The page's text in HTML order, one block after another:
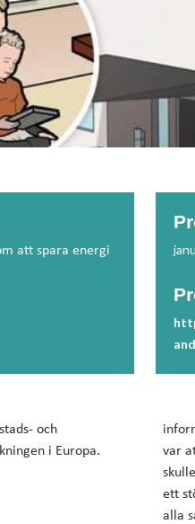
att spara energi
och
i Europa.
var
ett
alla